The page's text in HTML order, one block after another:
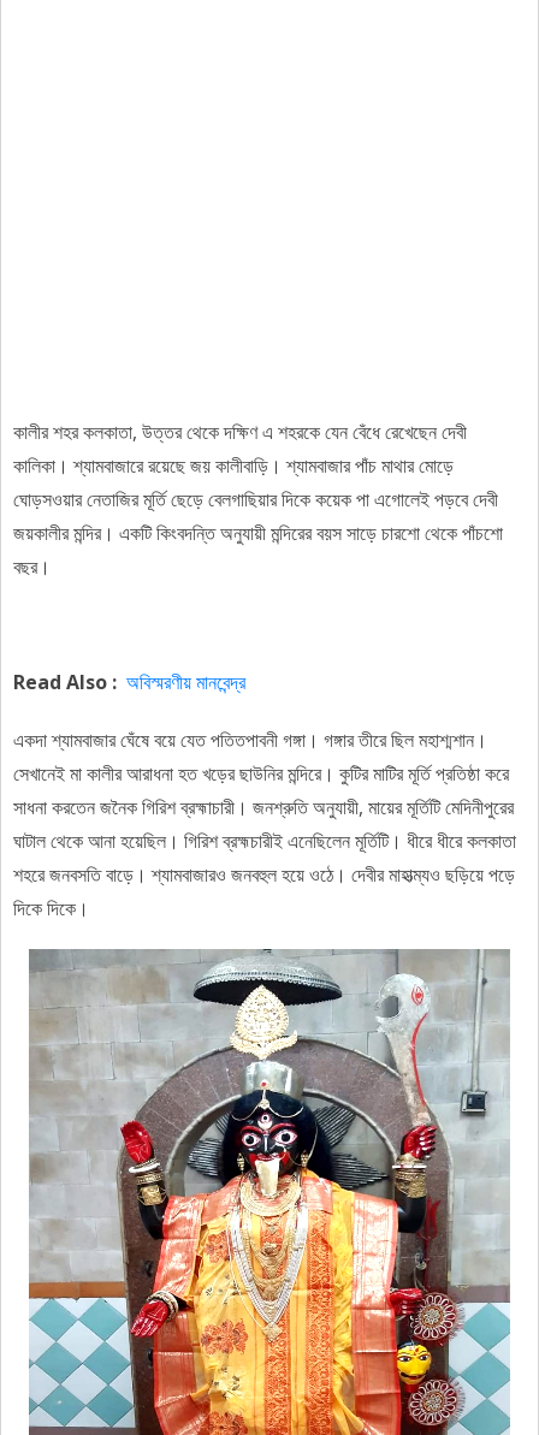
কালীর শহর কলকাতা, উত্তর থেকে দক্ষিণ এ শহরকে যেন বেঁধে রেখেছেন দেবী
কালিকা। শ্যামবাজারে রয়েছে জয় কালীবাড়ি। শ্যামবাজার পাঁচ মাথার মোড়ে
ঘোড়সওয়ার নেতাজির মূর্তি ছেড়ে বেলগাছিয়ার দিকে কয়েক পা এগোলেই পড়বে দেবী
জয়কালীর মন্দির। একটি কিংবদন্তি অনুযায়ী মন্দিরের বয়স সাড়ে চারশো থেকে পাঁচশো
বছর।
Read Also : অবিস্মরণীয় মানবেন্দ্র
একদা শ্যামবাজার ঘেঁষে বয়ে যেত পতিতপাবনী গঙ্গা। গঙ্গার তীরে ছিল মহাশ্মশান।
সেখানেই মা কালীর আরাধনা হত খড়ের ছাউনির মন্দিরে। কুটির মাটির মূর্তি প্রতিষ্ঠা করে
সাধনা করতেন জনৈক গিরিশ ব্রহ্মাচারী। জনশ্রুতি অনুযায়ী, মায়ের মূর্তিটি মেদিনীপুরের
ঘাটাল থেকে আনা হয়েছিল। গিরিশ ব্রহ্মচারীই এনেছিলেন মূর্তিটি। ধীরে ধীরে কলকাতা
শহরে জনবসতি বাড়ে। শ্যামবাজারও জনবহুল হয়ে ওঠে। দেবীর মাহাত্ম্যও ছড়িয়ে পড়ে
দিকে দিকে।